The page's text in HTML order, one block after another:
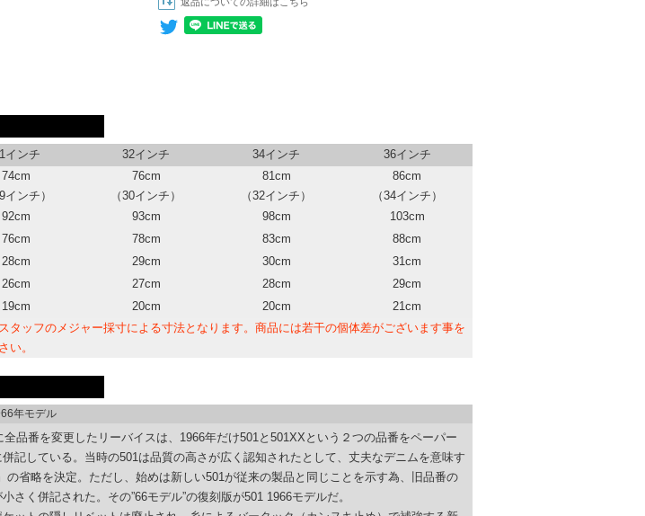
インチ 32インチ 34インチ 36インチ
74cm
インチ）
76cm
（30インチ）
81cm
（32インチ）
86cm
（34インチ）
92cm 93cm 98cm
103cm
76cm 78cm 83cm
88cm
28cm 29cm 30cm
31cm
26cm 27cm 28cm
29cm
19cm 20cm 20cm 21cm
ッフのメジャー採寸による寸法となります。商品には若干の個体差がございます事を
い。
年モデル
全品番を変更したリーバイスは、1966年だけ501と501XXという２つの品番をペーパー
併記している。当時の501は品質の高さが広く認知されたとして、丈夫なデニムを意味す
の省略を決定。ただし、始めは新しい501が従来の製品と同じことを示す為、旧品番の
さく併記された。その”66モデル”の復刻版が501 1966モデルだ。